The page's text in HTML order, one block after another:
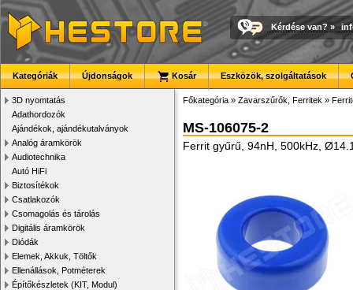
Kérdése van? »
Kategóriák Újdonságok Kosár Eszközök, szolgáltatások
3D nyomtatás
Adathordozók
Ajándékok, ajándékutalványok
Analóg áramkörök
Audiotechnika
Autó HiFi
Biztosítékok
Csatlakozók
Csomagolás és tárolás
Digitális áramkörök
Diódák
Elemek, Akkuk, Töltők
Ellenállások, Potméterek
Építőkészletek (KIT, Modul)
Főkategória » Zavarszűrők, Ferritek »
MS-106075-2
Ferrit gyűrű, 94nH, 500kHz,